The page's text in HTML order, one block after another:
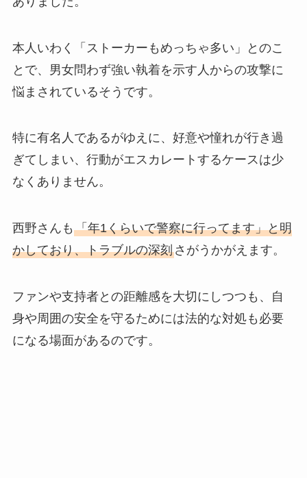
本人いわく「ストーカーもめっちゃ多い」とのこ
とで、男女問わず強い執着を示す人からの攻撃に
悩まされているそうです。
特に有名人であるがゆえに、好意や憧れが行き過
ぎてしまい、行動がエスカレートするケースは少
なくありません。
西野さんも 「年1くらいで警察に行ってます」と明
かしており、トラブルの深刻さがうかがえます。
ファンや支持者との距離感を大切にしつつも、自
身や周囲の安全を守るためには法的な対処も必要
になる場面があるのです。